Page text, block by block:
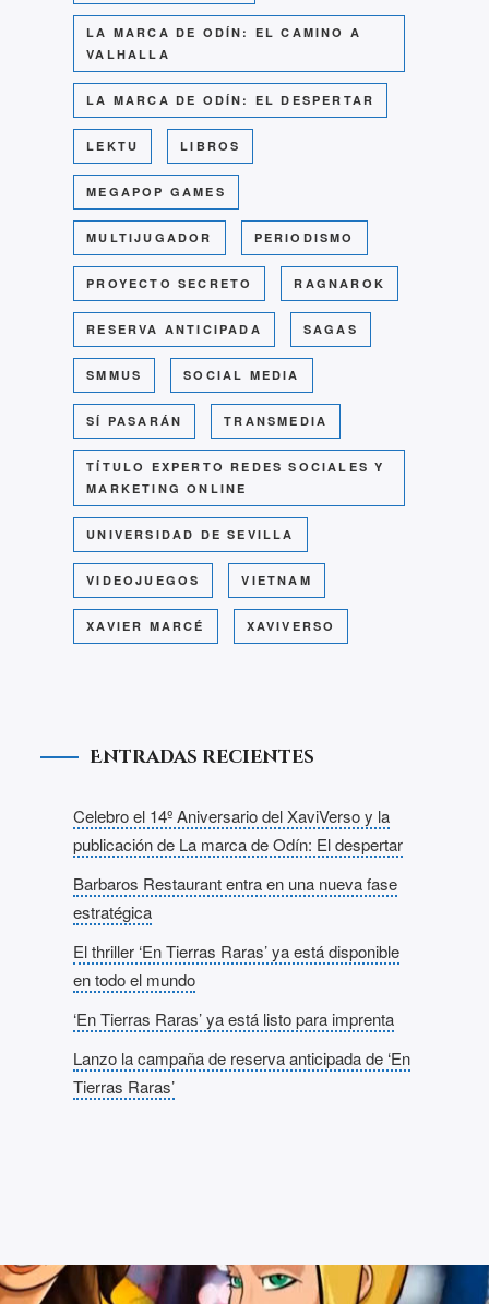
LA MARCA DE ODÍN: EL CAMINO A
VALHALLA
LA MARCA DE ODÍN: EL DESPERTAR
LEKTU LIBROS
MEGAPOP GAMES
MULTIJUGADOR PERIODISMO
PROYECTO SECRETO RAGNAROK
RESERVA ANTICIPADA SAGAS
SMMUS SOCIAL MEDIA
SÍ PASARÁN TRANSMEDIA
TÍTULO EXPERTO REDES SOCIALES Y
MARKETING ONLINE
UNIVERSIDAD DE SEVILLA
VIDEOJUEGOS VIETNAM
XAVIER MARCÉ XAVIVERSO
Entradas recientes
Celebro el 14º Aniversario del XaviVerso y la
publicación de La marca de Odín: El despertar
Barbaros Restaurant entra en una nueva fase
estratégica
El thriller ‘En Tierras Raras’ ya está disponible
en todo el mundo
‘En Tierras Raras’ ya está listo para imprenta
Lanzo la campaña de reserva anticipada de ‘En
Tierras Raras’